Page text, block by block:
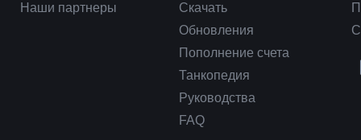
Наши партнеры
Скачать
Обновления
Пополнение счета
Танкопедия
Руководства
FAQ